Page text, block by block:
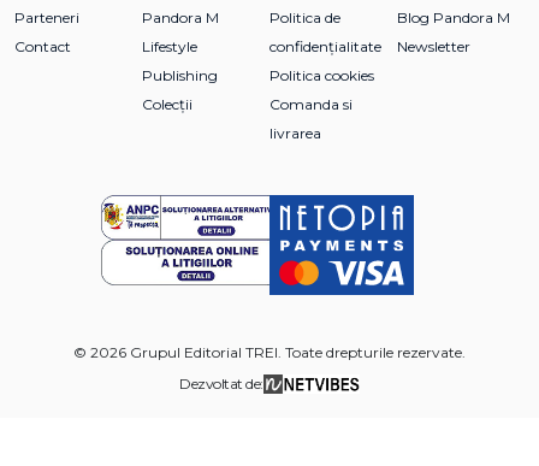
Parteneri
Contact
Pandora M
Lifestyle
Publishing
Colecții
Politica de
confidențialitate
Politica cookies
Comanda si
livrarea
Blog Pandora M
Newsletter
© 2026 Grupul Editorial TREI. Toate drepturile rezervate.
Dezvoltat de: